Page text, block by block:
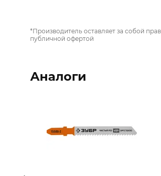
*Производитель оставляет за собой
публичной офертой
Аналоги